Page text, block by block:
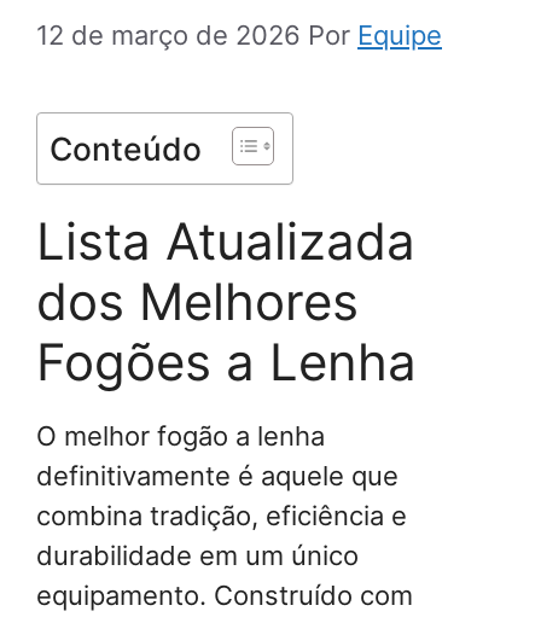
12 de março de 2026 Por Equipe
Conteúdo
Lista Atualizada
dos Melhores
Fogões a Lenha
O melhor fogão a lenha
definitivamente é aquele que
combina tradição, eficiência e
durabilidade em um único
equipamento. Construído com